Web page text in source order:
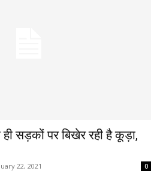
ही सड़कों पर बिखेर रही है कूड़ा,
22, 2021 0